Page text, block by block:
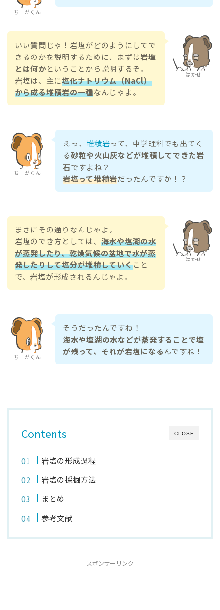
ちーがくん
はかせ
いい質問じゃ！岩塩がどのようにしてで
きるのかを説明するために、まずは岩塩
とは何かということから説明するぞ。
岩塩は、主に塩化ナトリウム（NaCl）
から成る堆積岩の一種なんじゃよ。
ちーがくん
えっ、 堆積岩って、中学理科でも出てく
る砂粒や火山灰などが堆積してできた岩
石ですよね？
岩塩って堆積岩だったんですか！？
はかせ
まさにその通りなんじゃよ。
岩塩のでき方としては、 海水や塩湖の水
が蒸発したり、乾燥気候の盆地で水が蒸
発したりして塩分が堆積していくこと
で、岩塩が形成されるんじゃよ。
ちーがくん
そうだったんですね！
海水や塩湖の水などが蒸発することで塩
が残って、それが岩塩になるんですね！
CLOSE
Contents
岩塩の形成過程
岩塩の採掘方法
まとめ
参考文献
スポンサーリンク